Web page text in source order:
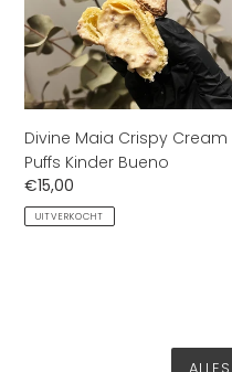
Crispy
Cream
Puffs
Kinder
Bueno
Divine Maia Crispy Cream
Puffs Kinder Bueno
Normale
prijs
€15,00
UITVERKOCHT